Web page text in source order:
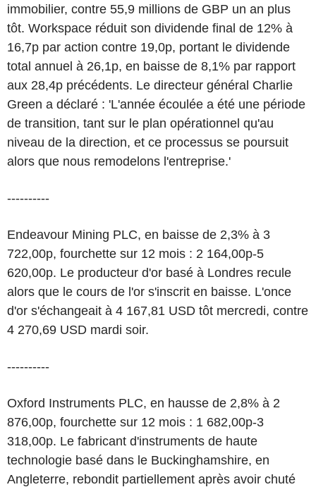
immobilier, contre 55,9 millions de GBP un an plus
tôt. Workspace réduit son dividende final de 12% à
16,7p par action contre 19,0p, portant le dividende
total annuel à 26,1p, en baisse de 8,1% par rapport
aux 28,4p précédents. Le directeur général Charlie
Green a déclaré : 'L'année écoulée a été une période
de transition, tant sur le plan opérationnel qu'au
niveau de la direction, et ce processus se poursuit
alors que nous remodelons l'entreprise.'
----------
Endeavour Mining PLC, en baisse de 2,3% à 3
722,00p, fourchette sur 12 mois : 2 164,00p-5
620,00p. Le producteur d'or basé à Londres recule
alors que le cours de l'or s'inscrit en baisse. L'once
d'or s'échangeait à 4 167,81 USD tôt mercredi, contre
4 270,69 USD mardi soir.
----------
Oxford Instruments PLC, en hausse de 2,8% à 2
876,00p, fourchette sur 12 mois : 1 682,00p-3
318,00p. Le fabricant d'instruments de haute
technologie basé dans le Buckinghamshire, en
Angleterre, rebondit partiellement après avoir chuté